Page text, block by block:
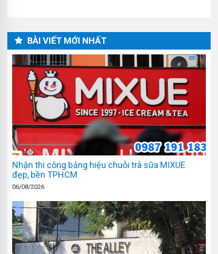
BÀI VIẾT MỚI NHẤT
Nhận thi công bảng hiệu chuỗi trà sữa MIXUE
đẹp, bền TPHCM
06/08/2026